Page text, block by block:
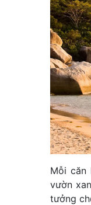
Mỗi
vườn
tưởng